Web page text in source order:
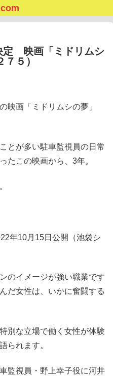
定 映画「ミドリムシ
５）
映画「ミドリムシの夢」
とが多い駐車監視員の日常
たこの映画から、3年。
年10月15日公開（池袋シ
のイメージが強い職業です
だ女性は、いかに奮闘する
別な立場で働く女性が体験
られます。
監視員・野上幸子役に河井